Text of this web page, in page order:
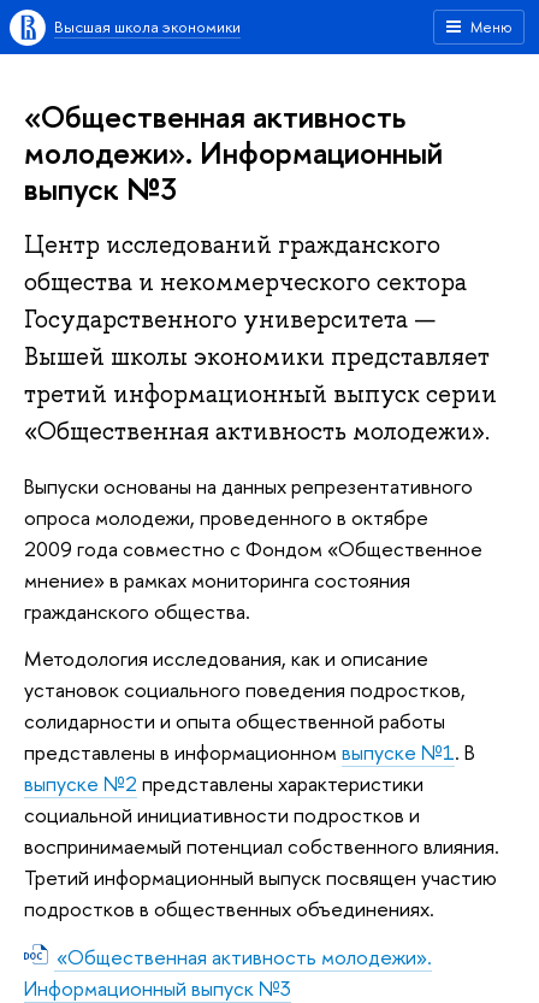
Меню
Высшая школа экономики
«Общественная активность
молодежи». Информационный
выпуск №3
Центр исследований гражданского
общества и некоммерческого сектора
Государственного университета —
Вышей школы экономики представляет
третий информационный выпуск серии
«Общественная активность молодежи».
Выпуски основаны на данных репрезентативного
опроса молодежи, проведенного в октябре
2009 года совместно с Фондом «Общественное
мнение» в рамках мониторинга состояния
гражданского общества.
Методология исследования, как и описание
установок социального поведения подростков,
солидарности и опыта общественной работы
представлены в информационном выпуске №1. В
выпуске №2 представлены характеристики
социальной инициативности подростков и
воспринимаемый потенциал собственного влияния.
Третий информационный выпуск посвящен участию
подростков в общественных объединениях.
«Общественная активность молодежи».
Информационный выпуск №3